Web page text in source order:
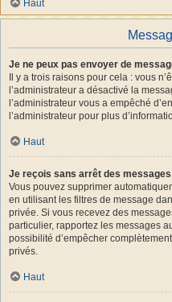
Haut
Je ne peux pas envoyer de
Il y a trois raisons pour cela : vous
l’administrateur a désactivé la
l’administrateur vous a empêché
l’administrateur pour plus
Haut
Je reçois sans arrêt des
Vous pouvez supprimer
en utilisant les filtres de message
privée. Si vous recevez des
particulier, rapportez les messages
possibilité d’empêcher
privés.
Haut